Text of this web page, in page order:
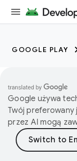
GOOGLE PLAY
Google używa
Twój preferowany
przez AI mogą